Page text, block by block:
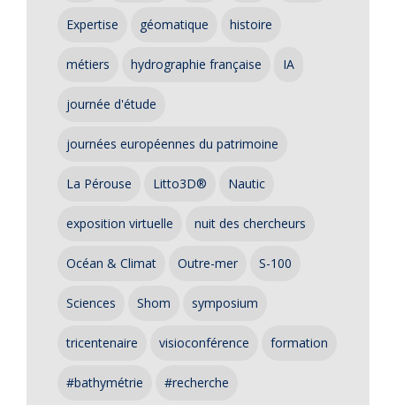
Expertise géomatique histoire
métiers hydrographie française IA
journée d'étude
journées européennes du patrimoine
La Pérouse Litto3D® Nautic
exposition virtuelle nuit des chercheurs
Océan & Climat Outre-mer S-100
Sciences Shom symposium
tricentenaire visioconférence formation
#bathymétrie #recherche